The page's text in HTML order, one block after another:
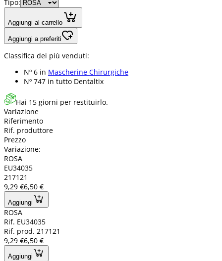
Tipo:
Aggiungi al carrello
Aggiungi a preferiti
Classifica dei più venduti:
Nº 6 in Mascherine Chirurgiche
Nº 747 in tutto Dentaltix
Hai 15 giorni per restituirlo.
Variazione
Riferimento
Rif. produttore
Prezzo
Variazione:
ROSA
EU34035
217121
9,29 €6,50 €
Aggiungi
ROSA
Rif. EU34035
Rif. prod. 217121
9,29 €6,50 €
Aggiungi